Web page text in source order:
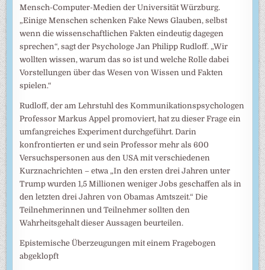
Mensch-Computer-Medien der Universität Würzburg.
„Einige Menschen schenken Fake News Glauben, selbst
wenn die wissenschaftlichen Fakten eindeutig dagegen
sprechen“, sagt der Psychologe Jan Philipp Rudloff. „Wir
wollten wissen, warum das so ist und welche Rolle dabei
Vorstellungen über das Wesen von Wissen und Fakten
spielen.“
Rudloff, der am Lehrstuhl des Kommunikationspsychologen
Professor Markus Appel promoviert, hat zu dieser Frage ein
umfangreiches Experiment durchgeführt. Darin
konfrontierten er und sein Professor mehr als 600
Versuchspersonen aus den USA mit verschiedenen
Kurznachrichten – etwa „In den ersten drei Jahren unter
Trump wurden 1,5 Millionen weniger Jobs geschaffen als in
den letzten drei Jahren von Obamas Amtszeit.“ Die
Teilnehmerinnen und Teilnehmer sollten den
Wahrheitsgehalt dieser Aussagen beurteilen.
Epistemische Überzeugungen mit einem Fragebogen
abgeklopft